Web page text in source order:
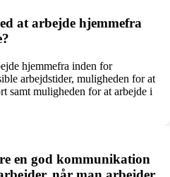
at arbejde hjemmefra
hjemmefra inden for
arbejdstider, muligheden for at
samt muligheden for at arbejde i
en god kommunikation